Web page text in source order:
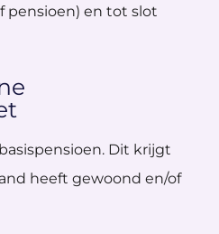
pensioen) en tot slot
Dit krijgt
heeft gewoond en/of